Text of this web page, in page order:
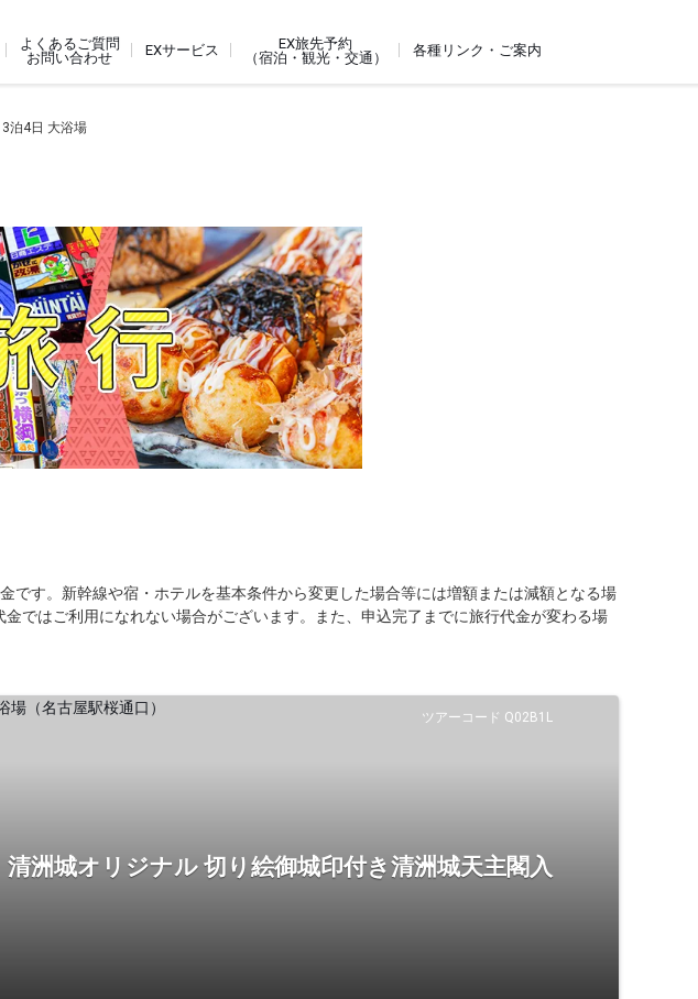
よくあるご質問
お問い合わせ
EXサービス
EX旅先予約
（宿泊・観光・交通）
各種リンク・ご案内
泊4日 大浴場
す。新幹線や宿・ホテルを基本条件から変更した場合等には増額または減額となる場
ではご利用になれない場合がございます。また、申込完了までに旅行代金が変わる場
ツアーコード Q02B1L
清洲城オリジナル 切り絵御城印付き清洲城天主閣入